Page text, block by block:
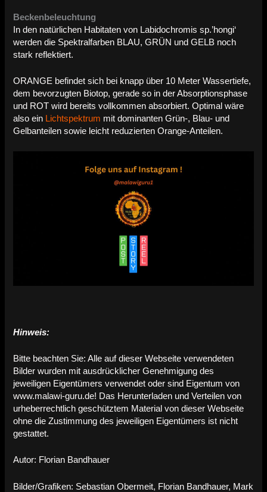
Beckenbeleuchtung
In den natürlichen Habitaten von Labidochromis sp.’hongi‘
werden die Spektralfarben BLAU, GRÜN und GELB noch
stark reflektiert.
ORANGE befindet sich bei knapp über 10 Meter Wassertiefe,
dem bevorzugten Biotop, gerade so in der Absorptionsphase
und ROT wird bereits vollkommen absorbiert. Optimal wäre
also ein Lichtspektrum mit dominanten Grün-, Blau- und
Gelbanteilen sowie leicht reduzierten Orange-Anteilen.
Hinweis:
Bitte beachten Sie: Alle auf dieser Webseite verwendeten
Bilder wurden mit ausdrücklicher Genehmigung des
jeweiligen Eigentümers verwendet oder sind Eigentum von
www.malawi-guru.de! Das Herunterladen und Verteilen von
urheberrechtlich geschütztem Material von dieser Webseite
ohne die Zustimmung des jeweiligen Eigentümers ist nicht
gestattet.
Autor: Florian Bandhauer
Bilder/Grafiken: Sebastian Obermeit, Florian Bandhauer, Mark